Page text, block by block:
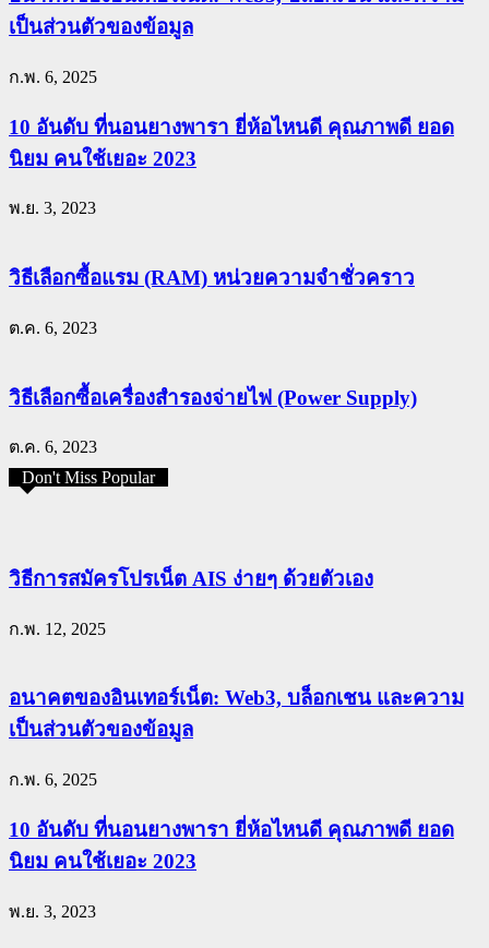
เป็นส่วนตัวของข้อมูล
ก.พ. 6, 2025
10 อันดับ ที่นอนยางพารา ยี่ห้อไหนดี คุณภาพดี ยอด
นิยม คนใช้เยอะ 2023
พ.ย. 3, 2023
วิธีเลือกซื้อแรม (RAM) หน่วยความจำชั่วคราว
ต.ค. 6, 2023
วิธีเลือกซื้อเครื่องสำรองจ่ายไฟ (Power Supply)
ต.ค. 6, 2023
Don't Miss Popular
วิธีการสมัครโปรเน็ต AIS ง่ายๆ ด้วยตัวเอง
ก.พ. 12, 2025
อนาคตของอินเทอร์เน็ต: Web3, บล็อกเชน และความ
เป็นส่วนตัวของข้อมูล
ก.พ. 6, 2025
10 อันดับ ที่นอนยางพารา ยี่ห้อไหนดี คุณภาพดี ยอด
นิยม คนใช้เยอะ 2023
พ.ย. 3, 2023